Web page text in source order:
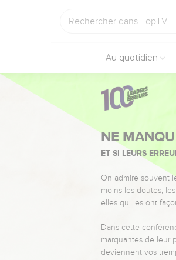
Au quotidien
NE
ET SI LEURS
On admire souvent
moins les doutes,
elles qui les ont
Dans cette
marquantes de leur
deviennent vos